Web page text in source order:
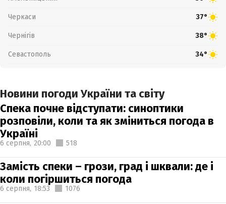
Черкаси 37°
Чернігів 38°
Севастополь 34°
Новини погоди України та світу
Спека почне відступати: синоптики
розповіли, коли та як зміниться погода в
Україні
6 серпня, 20:00 518
Замість спеки – грози, град і шквали: де і
коли погіршиться погода
6 серпня, 18:53 1076